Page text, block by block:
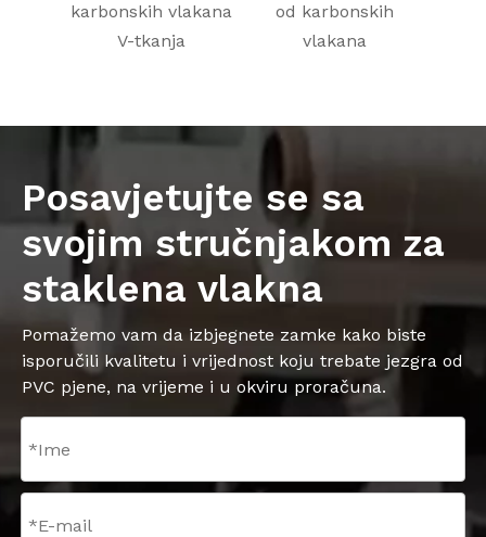
karbonskih vlakana
V-tkanja
od karbonskih
vlakana
Posavjetujte se sa
svojim stručnjakom za
staklena vlakna
Pomažemo vam da izbjegnete zamke kako biste
isporučili kvalitetu i vrijednost koju trebate jezgra od
PVC pjene, na vrijeme i u okviru proračuna.